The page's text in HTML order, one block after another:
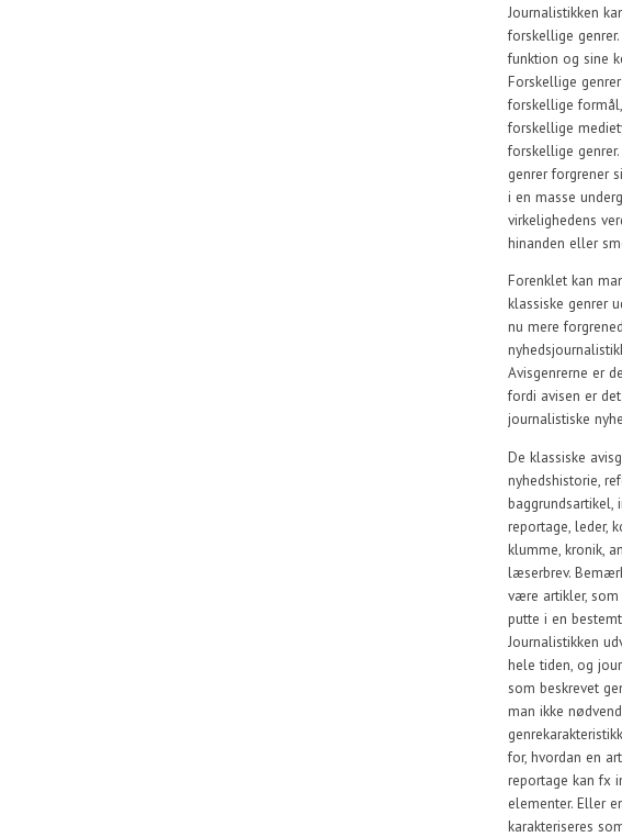
Journalistikken
forskellige
funktion og sine
Forskellige
forskellige
forskellige
forskellige
genrer forgrener
i en masse
virkelighedens
hinanden eller
Forenklet kan
klassiske genrer
nu mere
Avisgenrerne er
fordi avisen er
journalistiske
De klassiske
nyhedshistorie,
baggrundsartikel,
reportage, leder,
klumme, kronik,
læserbrev.
være artikler,
putte i en
Journalistikken
hele tiden, og
som beskrevet
man ikke
for, hvordan en
reportage kan fx
elementer. Eller
karakteriseres